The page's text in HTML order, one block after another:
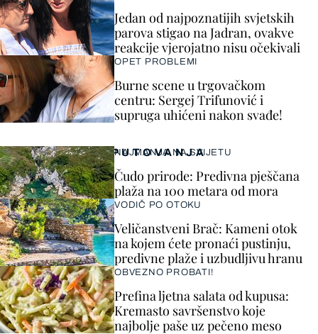
Jedan od najpoznatijih svjetskih
parova stigao na Jadran, ovakve
reakcije vjerojatno nisu očekivali
OPET PROBLEMI
Burne scene u trgovačkom
centru: Sergej Trifunović i
supruga uhićeni nakon svađe!
PUTOVANJA
NAJMANJA NA SVIJETU
Čudo prirode: Predivna pješčana
plaža na 100 metara od mora
VODIČ PO OTOKU
Veličanstveni Brač: Kameni otok
na kojem ćete pronaći pustinju,
predivne plaže i uzbudljivu hranu
OBVEZNO PROBATI!
Prefina ljetna salata od kupusa:
Kremasto savršenstvo koje
najbolje paše uz pečeno meso